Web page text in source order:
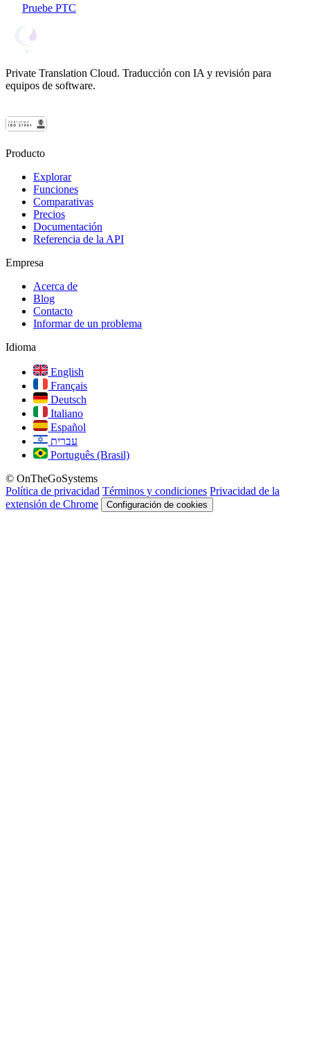
Pruebe PTC
Private Translation Cloud. Traducción con IA y revisión para
equipos de software.
Producto
Explorar
Funciones
Comparativas
Precios
Documentación
Referencia de la API
Empresa
Acerca de
Blog
Contacto
Informar de un problema
Idioma
English
Français
Deutsch
Italiano
Español
עברית
Português (Brasil)
© OnTheGoSystems
Política de privacidad Términos y condiciones Privacidad de la
extensión de Chrome
Configuración de cookies